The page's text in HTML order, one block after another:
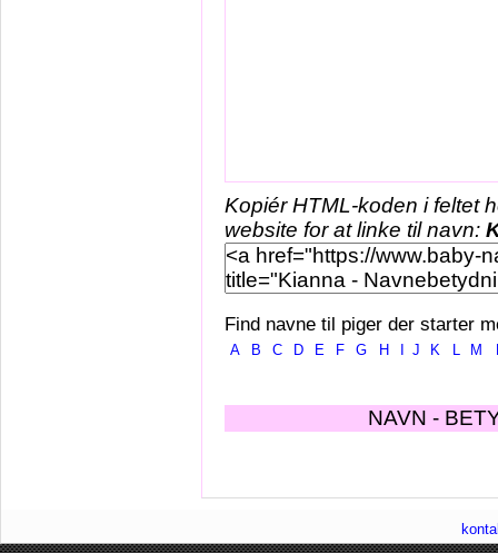
Kopiér HTML-koden i feltet
website for at linke til navn:
Find navne til piger der starter
A B C D E F G H J K L M
NAVN -